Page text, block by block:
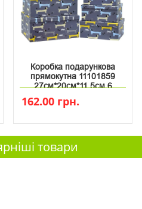
Коробка подарункова
прямокутна 11101859
27см*20см*11.5см 6
162.00 грн.
товари